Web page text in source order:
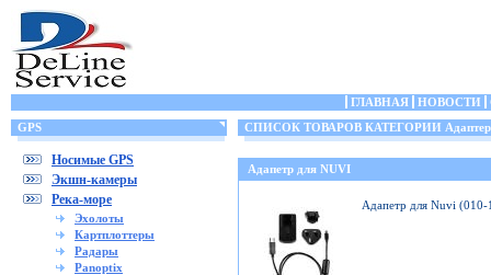
ГЛАВНАЯ НОВОСТИ
GPS
Носимые GPS
Экшн-камеры
Река-море
Эхолоты
Картплоттеры
Радары
Panoptix
СПИСОК ТОВАРОВ КАТЕГОРИИ
Адапетр для NUVI
Адапетр для Nuvi